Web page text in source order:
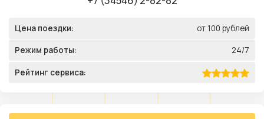
Цена поездки: от 100 рублей
Режим работы: 24/7
Рейтинг сервиса: